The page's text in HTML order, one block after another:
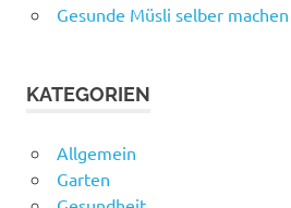
Gesunde Müsli selber machen
KATEGORIEN
Allgemein
Garten